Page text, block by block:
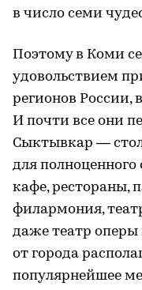
в число семи
Поэтому в Коми
удовольствием
регионов России,
И почти все они
Сыктывкар —
для
кафе, рестораны,
филармония,
даже театр оперы
от города
популярнейшее